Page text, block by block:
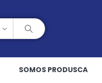
SOMOS PRODUSCA